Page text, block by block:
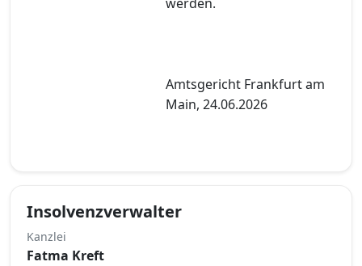
Amtsgericht Frankfurt am
Main, 24.06.2026
Insolvenzverwalter
Kanzlei
Fatma Kreft